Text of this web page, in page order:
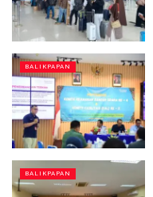
BALIKPAPAN
BALIKPAPAN